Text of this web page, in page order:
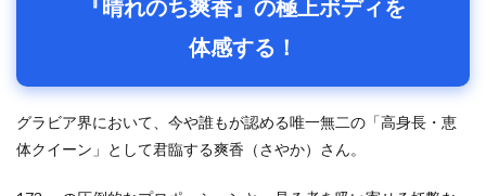
『晴れのち爽香』の極上ボディを
体感する！
グラビア界において、今や誰もが認める唯一無二の「高身長・恵
体クイーン」として君臨する爽香（さやか）さん。